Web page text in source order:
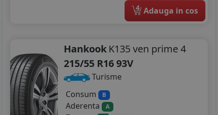
4 Adauga in cos
Hankook K135 ven prime 4
215/55 R16 93V
Turisme
Consum
B
Aderenta A